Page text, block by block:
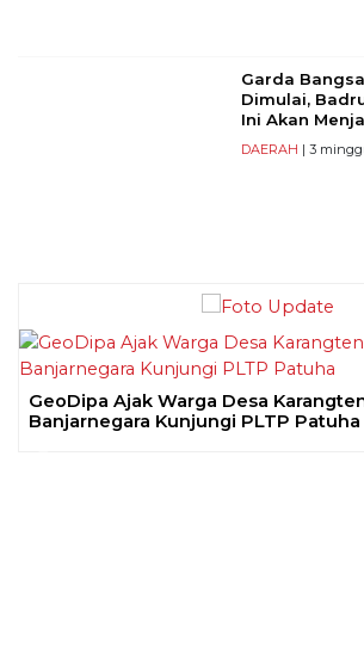
Garda
Dimulai,
Ini Akan
DAERAH | 3
GeoDipa Ajak Warga Desa
Banjarnegara Kunjungi PLTP Patuha